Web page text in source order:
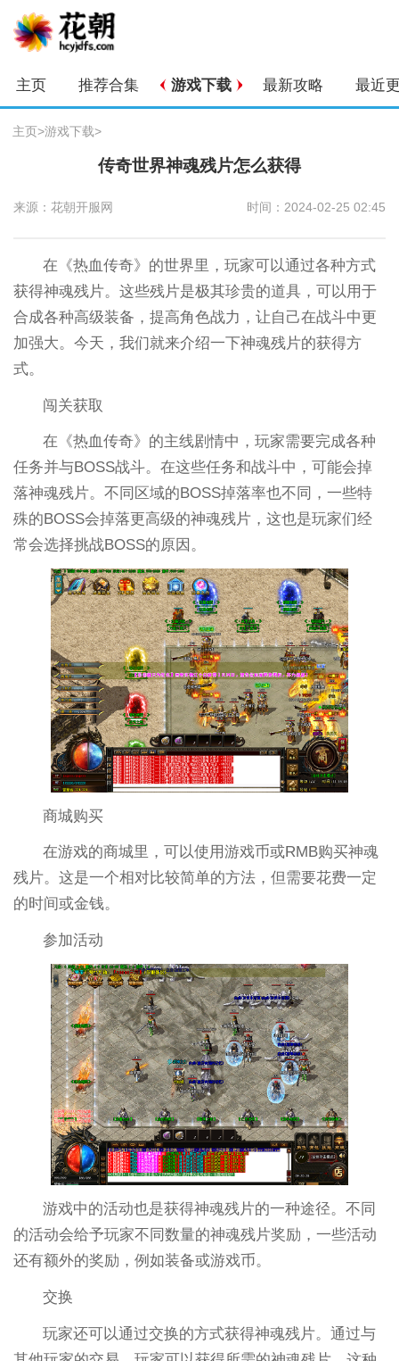
主页 推荐合集 游戏下载 最新攻略 最近
主页>游戏下载>
传奇世界神魂残片怎么获得
来源：花朝开服网 时间：2024-02-25 02:45
在《热血传奇》的世界里，玩家可以通过各种方式
获得神魂残片。这些残片是极其珍贵的道具，可以用于
合成各种高级装备，提高角色战力，让自己在战斗中更
加强大。今天，我们就来介绍一下神魂残片的获得方
式。
闯关获取
在《热血传奇》的主线剧情中，玩家需要完成各种
任务并与BOSS战斗。在这些任务和战斗中，可能会掉
落神魂残片。不同区域的BOSS掉落率也不同，一些特
殊的BOSS会掉落更高级的神魂残片，这也是玩家们经
常会选择挑战BOSS的原因。
商城购买
在游戏的商城里，可以使用游戏币或RMB购买神魂
残片。这是一个相对比较简单的方法，但需要花费一定
的时间或金钱。
参加活动
游戏中的活动也是获得神魂残片的一种途径。不同
的活动会给予玩家不同数量的神魂残片奖励，一些活动
还有额外的奖励，例如装备或游戏币。
交换
玩家还可以通过交换的方式获得神魂残片。通过与